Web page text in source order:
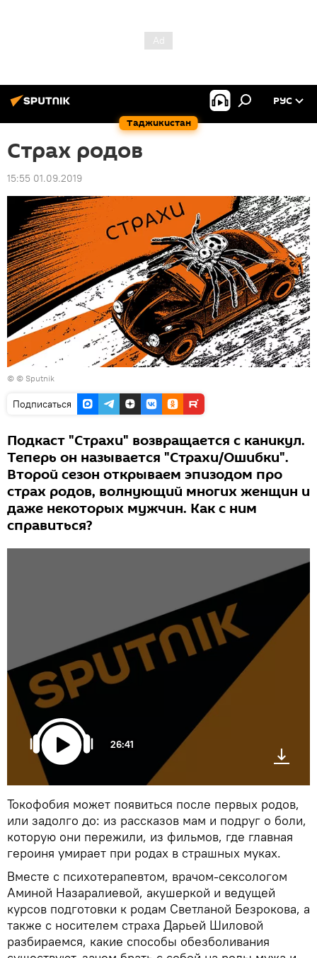
Таджикистан
РУС
Страх родов
15:55 01.09.2019
© © Sputnik
Подписаться
Подкаст "Страхи" возвращается с каникул.
Теперь он называется "Страхи/Ошибки".
Второй сезон открываем эпизодом про
страх родов, волнующий многих женщин и
даже некоторых мужчин. Как с ним
справиться?
26:41
Токофобия может появиться после первых родов,
или задолго до: из рассказов мам и подруг о боли,
которую они пережили, из фильмов, где главная
героиня умирает при родах в страшных муках.
Вместе с психотерапевтом, врачом-сексологом
Аминой Назаралиевой, акушеркой и ведущей
курсов подготовки к родам Светланой Безрокова, а
также с носителем страха Дарьей Шиловой
разбираемся, какие способы обезболивания